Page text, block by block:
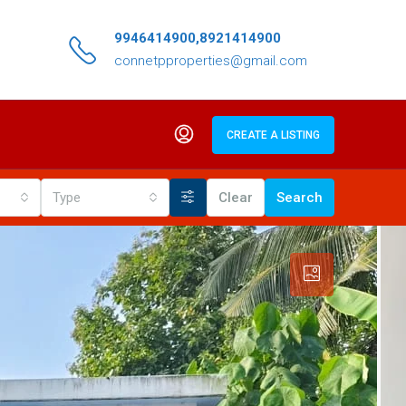
9946414900,8921414900
connetpproperties@gmail.com
CREATE A LISTING
Type Clear Search